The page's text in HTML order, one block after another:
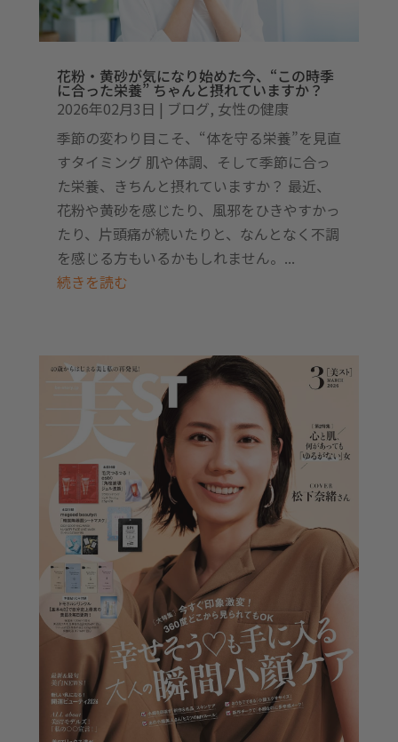
花粉・黄砂が気になり始めた今、“この時季
に合った栄養” ちゃんと摂れていますか？
2026年02月3日 | ブログ, 女性の健康
季節の変わり目こそ、“体を守る栄養”を見直
すタイミング 肌や体調、そして季節に合っ
た栄養、きちんと摂れていますか？ 最近、
花粉や黄砂を感じたり、風邪をひきやすかっ
たり、片頭痛が続いたりと、なんとなく不調
を感じる方もいるかもしれません。...
続きを読む